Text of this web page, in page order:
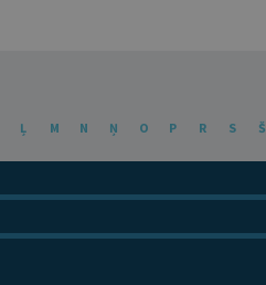
Ļ M N Ņ O P R S Š